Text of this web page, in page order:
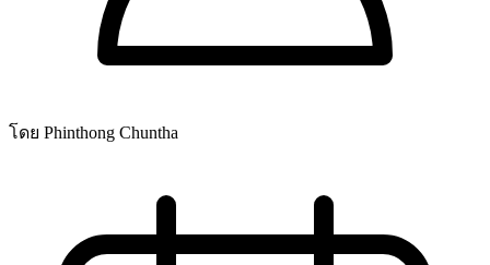
โดย Phinthong Chuntha